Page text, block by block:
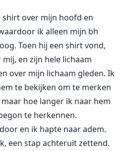
over mijn hoofd en
ik alleen mijn bh
Toen hij een shirt vond,
en zijn hele lichaam
over mijn lichaam gleden. Ik
te bekijken om te merken
hoe langer ik naar hem
te herkennen.
en ik hapte naar adem.
een stap achteruit zettend.